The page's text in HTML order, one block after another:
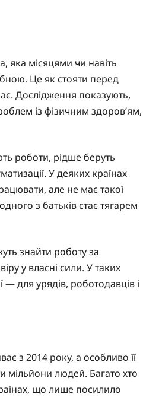
яка місяцями чи навіть
Це як стояти перед
Дослідження показують,
із фізичним здоров’ям,
роботи, рідше беруть
У деяких країнах
але не має такої
з батьків стає тягарем
знайти роботу за
у власні сили. У таких
— для урядів, роботодавців і
з 2014 року, а особливо її
мільйони людей. Багато хто
що лише посилило